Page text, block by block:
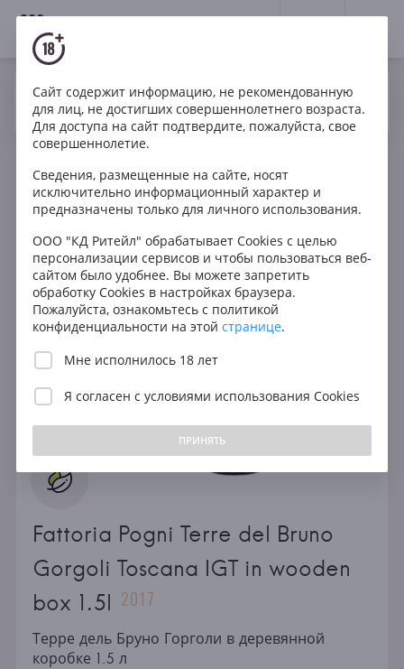
18+
Ваш город Москва ? Да
Вино Красное Сухое
Италия
Fattoria Pogni Terre del Bruno Gorgoli Toscana IGT in
wooden box 1.5l
Fattoria Pogni Terre del Bruno
Gorgoli Toscana IGT in wooden
box 1.5l 2017
Терре дель Бруно Горголи в деревянной
коробке 1.5 л
Сайт содержит информацию, не рекомендованную
для лиц, не достигших совершеннолетнего возраста.
Для доступа на сайт подтвердите, пожалуйста, свое
совершеннолетие.
Сведения, размещенные на сайте, носят
исключительно информационный характер и
предназначены только для личного использования.
ООО "КД Ритейл" обрабатывает Cookies с целью
персонализации сервисов и чтобы пользоваться веб-
сайтом было удобнее. Вы можете запретить
обработку Cookies в настройках браузера.
Пожалуйста, ознакомьтесь с политикой
конфиденциальности на этой странице.
Мне исполнилось 18 лет
Я согласен с условиями использования Cookies
ПРИНЯТЬ